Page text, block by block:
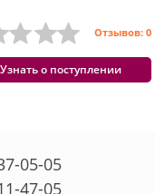
Отзывов: 0
Узнать о поступлении
05-05
47-05